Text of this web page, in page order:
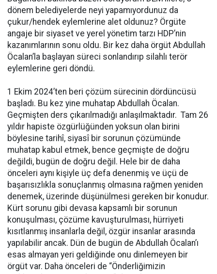
dönem belediyelerde neyi yapamıyordunuz da
çukur/hendek eylemlerine alet oldunuz? Örgüte
angaje bir siyaset ve yerel yönetim tarzı HDP’nin
kazanımlarının sonu oldu. Bir kez daha örgüt Abdullah
Öcalan’la başlayan süreci sonlandırıp silahlı terör
eylemlerine geri döndü.
1 Ekim 2024’ten beri çözüm sürecinin dördüncüsü
başladı. Bu kez yine muhatap Abdullah Öcalan.
Geçmişten ders çıkarılmadığı anlaşılmaktadır. Tam 26
yıldır hapiste özgürlüğünden yoksun olan birini
böylesine tarihî, siyasî bir sorunun çözümünde
muhatap kabul etmek, bence geçmişte de doğru
değildi, bugün de doğru değil. Hele bir de daha
önceleri aynı kişiyle üç defa denenmiş ve üçü de
başarısızlıkla sonuçlanmış olmasına rağmen yeniden
denemek, üzerinde düşünülmesi gereken bir konudur.
Kürt sorunu gibi devasa kapsamlı bir sorunun
konuşulması, çözüme kavuşturulması, hürriyeti
kısıtlanmış insanlarla değil, özgür insanlar arasında
yapılabilir ancak. Dün de bugün de Abdullah Öcalan’ı
esas almayan yeri geldiğinde onu dinlemeyen bir
örgüt var. Daha önceleri de “Önderliğimizin